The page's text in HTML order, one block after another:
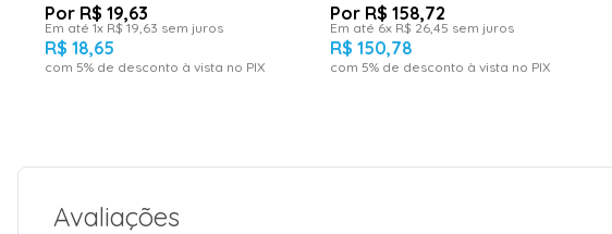
R$ 19,63
Em até1x R$ 19 63 sem juros
R$ 18,65
com 5% de desconto à vista no PIX
R$ 158,72
Em até 6x R$ 26 ,45 sem juros
R$ 150,78
com 5% de desconto à vista no PIX
Avaliações